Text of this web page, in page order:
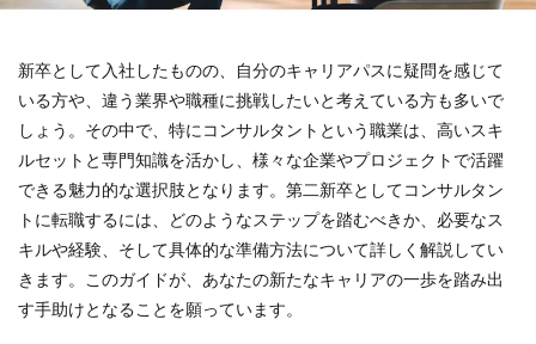
新卒として入社したものの、自分のキャリアパスに疑問を感じて
いる方や、違う業界や職種に挑戦したいと考えている方も多いで
しょう。その中で、特にコンサルタントという職業は、高いスキ
ルセットと専門知識を活かし、様々な企業やプロジェクトで活躍
できる魅力的な選択肢となります。第二新卒としてコンサルタン
トに転職するには、どのようなステップを踏むべきか、必要なス
キルや経験、そして具体的な準備方法について詳しく解説してい
きます。このガイドが、あなたの新たなキャリアの一歩を踏み出
す手助けとなることを願っています。